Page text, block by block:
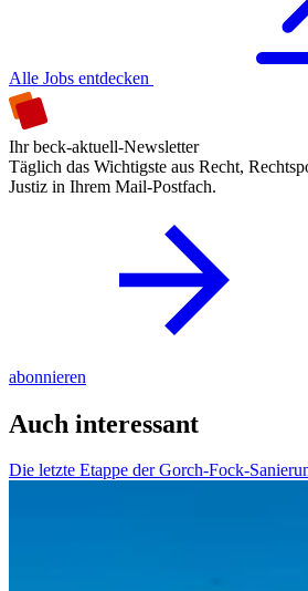
Alle Jobs entdecken
Ihr beck-aktuell-Newsletter
Täglich das Wichtigste aus Recht,
Justiz in Ihrem Mail-Postfach.
abonnieren
Auch interessant
Die letzte Etappe der Gorch-Fock-